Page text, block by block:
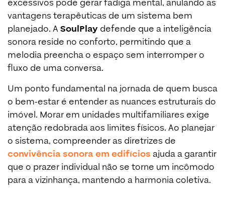
excessivos pode gerar fadiga mental, anulando as
vantagens terapêuticas de um sistema bem
planejado. A SoulPlay defende que a inteligência
sonora reside no conforto, permitindo que a
melodia preencha o espaço sem interromper o
fluxo de uma conversa.
Um ponto fundamental na jornada de quem busca
o bem-estar é entender as nuances estruturais do
imóvel. Morar em unidades multifamiliares exige
atenção redobrada aos limites físicos. Ao planejar
o sistema, compreender as diretrizes de
convivência sonora em edifícios ajuda a garantir
que o prazer individual não se torne um incômodo
para a vizinhança, mantendo a harmonia coletiva.